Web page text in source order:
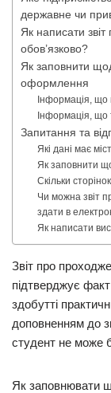
державне чи
Як написати
обов’язково?
Як заповнити
оформлення
Інформація, що
Інформація, що
Запитання та
Які дані має
Як заповнити
Скільки
Чи можна звіт
здати в
Як написати
Звіт про
підтверджує
здобутті
доповненням до
студент не може
Як заповнювати